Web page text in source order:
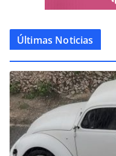
Últimas Noticias